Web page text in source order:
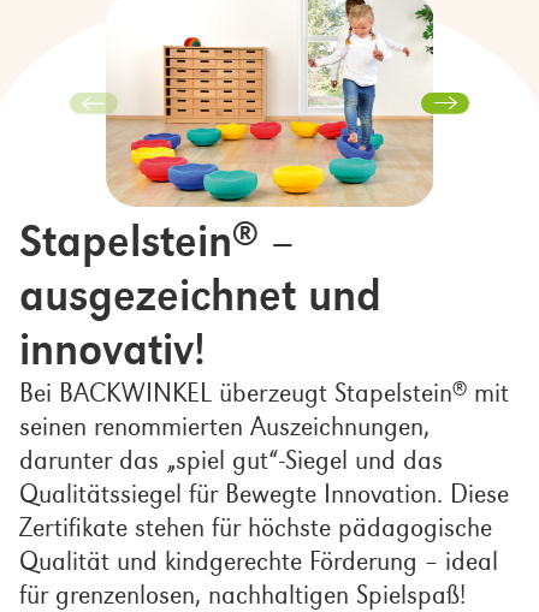
Stapelstein® –
ausgezeichnet und
innovativ!
Bei BACKWINKEL überzeugt Stapelstein® mit
seinen renommierten Auszeichnungen,
darunter das „spiel gut“-Siegel und das
Qualitätssiegel für Bewegte Innovation. Diese
Zertifikate stehen für höchste pädagogische
Qualität und kindgerechte Förderung – ideal
für grenzenlosen, nachhaltigen Spielspaß!